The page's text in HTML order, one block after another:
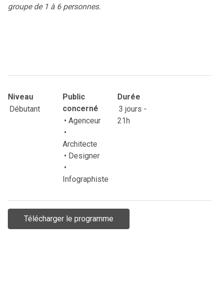
groupe de 1 à 6 personnes.
Niveau
Débutant
Public
concerné
• Agenceur
•
Architecte
• Designer
•
Infographiste
Durée
3 jours -
21h
Télécharger le programme